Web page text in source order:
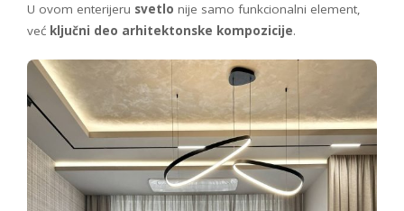
U ovom enterijeru svetlo nije samo funkcionalni element,
već ključni deo arhitektonske kompozicije.